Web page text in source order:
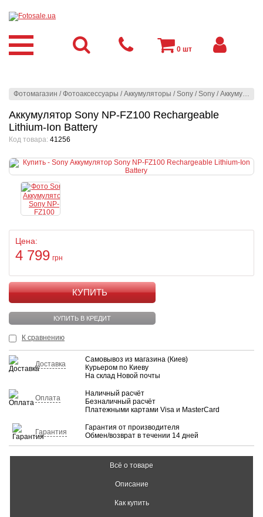
Фотомагазин /Фотоаксессуары /Аккумуляторы /Sony /Sony /Аккумулятор Sony NP-FZ100 Rechargeable Lithium-Ion Battery
Аккумулятор Sony NP-FZ100 Rechargeable
Lithium-Ion Battery
Код товара: 41256
Цена:
4 799 грн
КУПИТЬ
КУПИТЬ В КРЕДИТ
К сравнению
Доставка
Самовывоз из магазина (Киев)
Курьером по Киеву
На склад Новой почты
Оплата
Наличный расчёт
Безналичный расчёт
Платежными картами Visa и MasterCard
Гарантия
Гарантия от производителя
Обмен/возврат в течении 14 дней
Всё о товаре
Описание
Как купить
0 шт